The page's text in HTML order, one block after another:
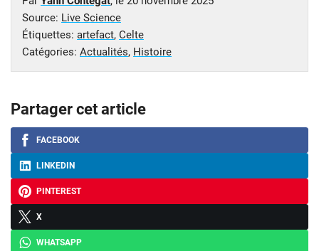
Source: Live Science
Étiquettes: artefact, Celte
Catégories: Actualités, Histoire
Partager cet article
FACEBOOK
LINKEDIN
PINTEREST
X
WHATSAPP